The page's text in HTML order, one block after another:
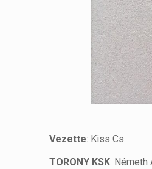
Vezette: Kiss Cs.
TORONY KSK: Németh